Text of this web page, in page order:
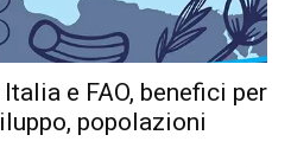
e FAO, benefici per
popolazioni